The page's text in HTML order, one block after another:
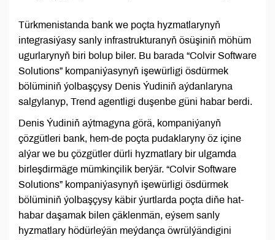
Türkmenistanda bank we poçta hyzmatlarynyň
integrasiýasy sanly infrastrukturanyň ösüşiniň möhüm
ugurlarynyň biri bolup biler. Bu barada “Colvir Software
Solutions” kompaniýasynyň işewürligi ösdürmek
bölüminiň ýolbaşçysy Denis Ýudiniň aýdanlaryna
salgylanyp, Trend agentligi duşenbe güni habar berdi.
Denis Ýudiniň aýtmagyna görä, kompaniýanyň
çözgütleri bank, hem-de poçta pudaklaryny öz içine
alýar we bu çözgütler dürli hyzmatlary bir ulgamda
birleşdirmäge mümkinçilik berýär. “Colvir Software
Solutions” kompaniýasynyň işewürligi ösdürmek
bölüminiň ýolbaşçysy käbir ýurtlarda poçta diňe hat-
habar daşamak bilen çäklenmän, eýsem sanly
hyzmatlary hödürleýän meýdança öwrülýändigini